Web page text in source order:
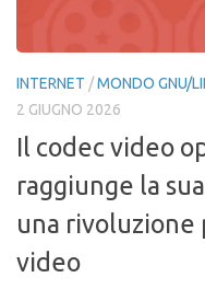
INTERNET /MONDO GNU/
2 GIUGNO 2026
Il codec video
raggiunge la
una rivoluzione
video